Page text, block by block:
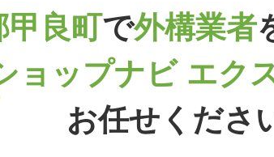
甲良町で外構業者
ョップナビ エク
お任せくださ